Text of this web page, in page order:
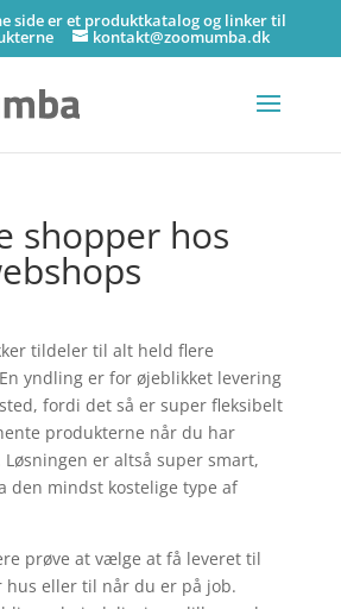
side er et produktkatalog og linker til
kontakt@zoomumba.dk
shopper hos
tildeler til alt held flere
yndling er for øjeblikket levering
fordi det så er super fleksibelt
produkterne når du har
er altså super smart,
den mindst kostelige type af
prøve at vælge at få leveret til
eller til når du er på job.